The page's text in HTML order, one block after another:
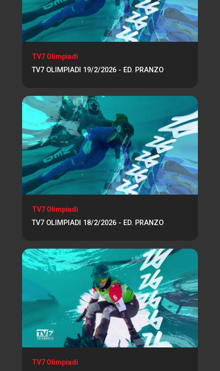
TV7 Olimpiadi
TV7 OLIMPIADI 19/2/2026 - ED. PRANZO
TV7 Olimpiadi
TV7 OLIMPIADI 18/2/2026 - ED. PRANZO
TV7 Olimpiadi